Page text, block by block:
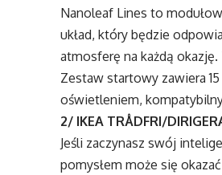
Nanoleaf Lines to
układ, który będzie
atmosferę na każdą
Zestaw startowy zawiera
oświetleniem,
2/ IKEA TRÅDFRI/
Jeśli zaczynasz swój
pomysłem może się